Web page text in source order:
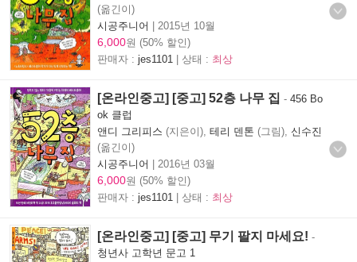
(옮긴이)
시공주니어 | 2015년 10월
6,000원 (50% 할인)
판매자 : jes1101 | 상태 : 최상
[온라인중고] [중고] 52층 나무 집 - 456 Bo
ok 클럽
앤디 그리피스 (지은이), 테리 덴톤 (그림), 신수진
(옮긴이)
시공주니어 | 2016년 03월
6,000원 (50% 할인)
판매자 : jes1101 | 상태 : 최상
[온라인중고] [중고] 무기 팔지 마세요! -
청년사 고학년 문고 1